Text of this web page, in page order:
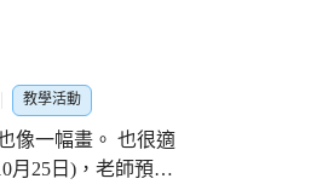
妥妥就是一張動
老師也鼓勵小小
幾次上課的拍攝
快就拍出很多美
孩子們觀摩著別人
課，快樂且讓人
教學活動
像一幅畫。 也很適
月25日)，老師預先